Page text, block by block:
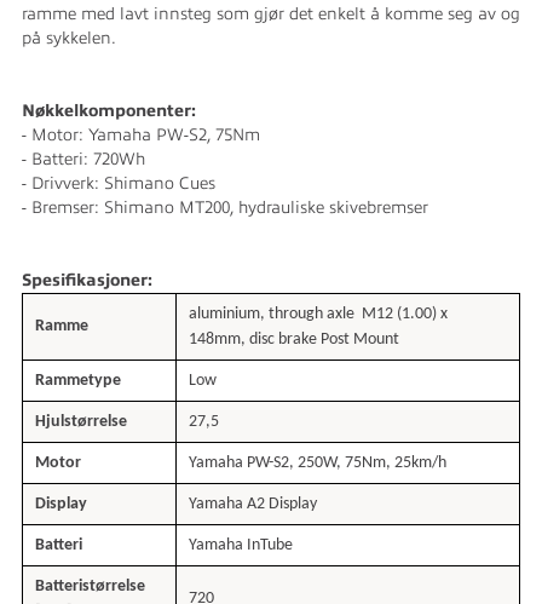
ramme med lavt innsteg som gjør det enkelt å komme seg av og
på sykkelen.
Nøkkelkomponenter:
- Motor: Yamaha PW-S2, 75Nm
- Batteri: 720Wh
- Drivverk: Shimano Cues
- Bremser: Shimano MT200, hydrauliske skivebremser
Spesifikasjoner:
Ramme
aluminium, through axle M12 (1.00) x
148mm, disc brake Post Mount
Rammetype Low
Hjulstørrelse 27,5
Motor Yamaha PW-S2, 250W, 75Nm, 25km/h
Display Yamaha A2 Display
Batteri Yamaha InTube
Batteristørrelse
720